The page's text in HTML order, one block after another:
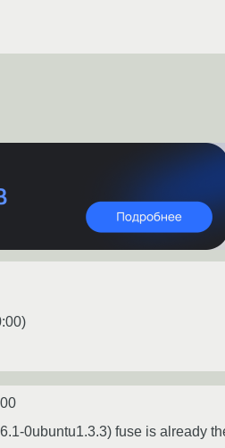
)
0ubuntu1.3.3) fuse is already